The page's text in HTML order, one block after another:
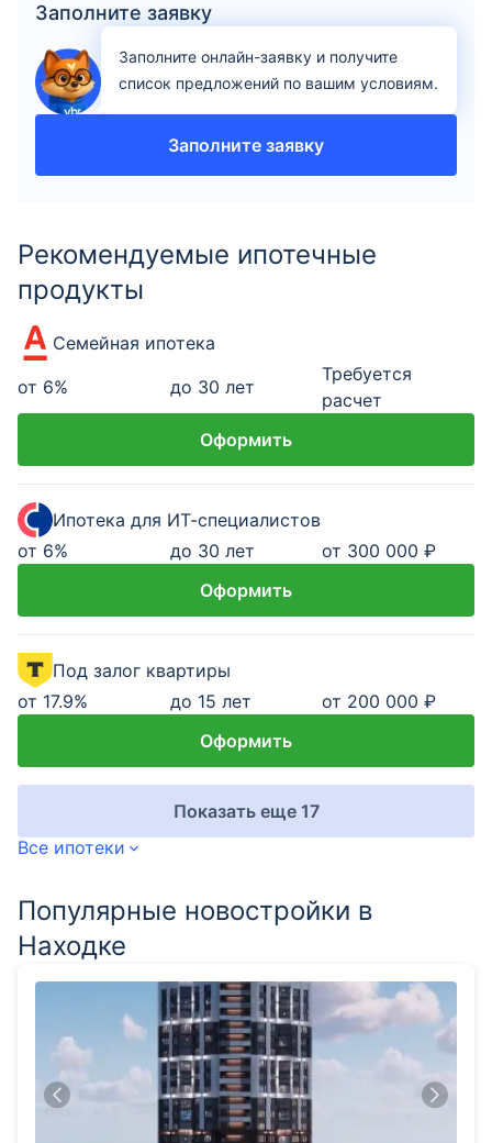
Заполните заявку
Заполните онлайн-заявку и получите
список предложений по вашим условиям.
Заполните заявку
Рекомендуемые ипотечные
продукты
Семейная ипотека
от 6% до 30 лет
Требуется
расчет
Оформить
Ипотека для ИТ-специалистов
от 6% до 30 лет
от 300 000 ₽
Оформить
Под залог квартиры
от 17.9% до 15 лет
от 200 000 ₽
Оформить
Показать еще 17
Все ипотеки
Популярные новостройки в
Находке